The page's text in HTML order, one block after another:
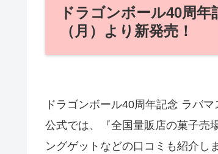
ドラゴンボール40周
（月）より新発売！
ドラゴンボール40周年記念 ラバ
公式では、『全国量販店の菓子売
ングゲットなどの口コミも紹介し